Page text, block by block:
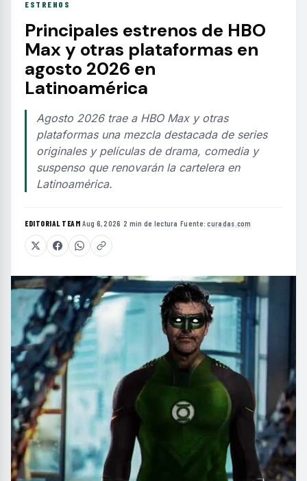
ESTRENOS
Principales estrenos de HBO
Max y otras plataformas en
agosto 2026 en
Latinoamérica
Agosto 2026 trae a HBO Max y otras
plataformas una mezcla destacada de series
originales y películas de drama, comedia y
suspenso que renovarán la cartelera en
Latinoamérica.
EDITORIAL TEAM·Aug 6, 2026 ·2 min de lectura ·Fuente:curadas.com